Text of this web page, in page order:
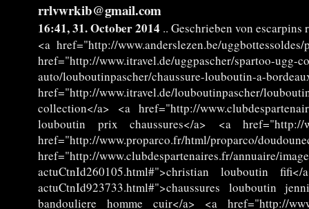
rrlvwrkib@gmail.com
16:41, 31. October 2014 .. Geschrieben von escarpins
<a href="http://www.anderslezen.be/
href="http://www.itravel.de/uggpascher/spartoo-
auto/louboutinpascher/chaussure-louboutin-a-
href="http://www.itravel.de/louboutinpascher/
collection</a> <a href="http://
louboutin prix chaussures</a> <a href="http://
href="http://www.proparco.fr/html/proparco/
href="http://www.clubdespartenaires.fr/annuaire/
actuCtnId260105.html#">christian louboutin fifi</
actuCtnId923733.html#">chaussures louboutin
bandouliere homme cuir</a> <a href="http://